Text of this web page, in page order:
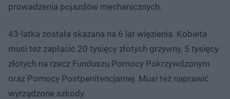
prowadzenia pojazdów mechanicznych.
43-latka została skazana na 6 lat więzienia. Kobieta
musi też zapłacić 20 tysięcy złotych grzywny, 5 tysięcy
złotych na rzecz Funduszu Pomocy Pokrzywdzonym
oraz Pomocy Postpenitencjarnej. Musi też naprawić
wyrządzone szkody.